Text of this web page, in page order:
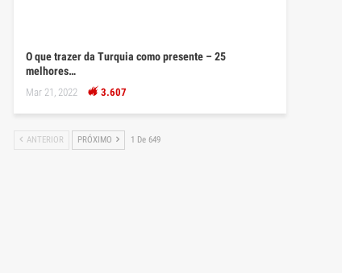
O que trazer da Turquia como presente – 25
melhores…
Mar 21, 2022 3.607
ANTERIOR PRÓXIMO 1 De 649